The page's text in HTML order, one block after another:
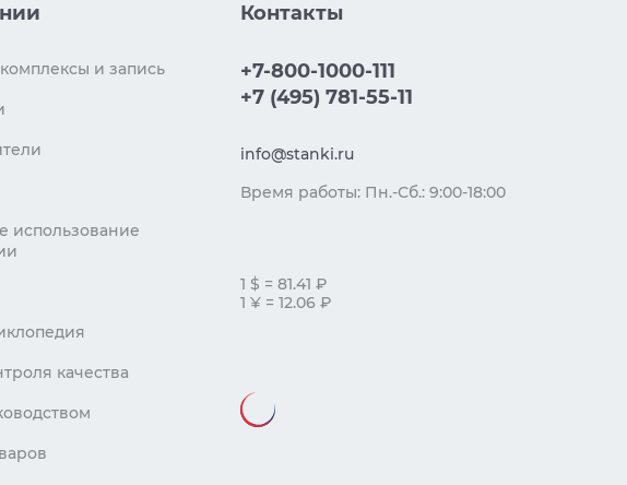
и запись
использование
качества
Контакты
+7-800-1000-111
+7 (495) 781-55-11
info@stanki.ru
Время работы: Пн.-Сб.: 9:00-18:00
1 $ = 81.41 ₽
1 ¥ = 12.06 ₽